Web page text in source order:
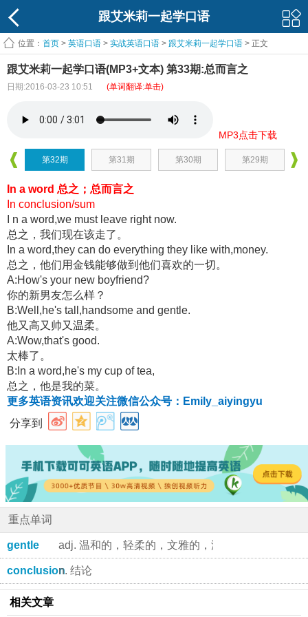
跟艾米莉一起学口语
位置： 首页 > 英语口语 > 实战英语口语 > 跟艾米莉一起学口语 > 正文
跟艾米莉一起学口语(MP3+文本) 第33期:总而言之
日期:2016-03-23 10:51 (单词翻译:单击)
MP3点击下载
第32期 第31期 第30期 第29期
In a word 总之；总而言之
In conclusion/sum
I n a word,we must leave right now.
总之，我们现在该走了。
In a word,they can do everything they like with,money.
总之，他们用金钱能够做到他们喜欢的一切。
A:How's your new boyfriend?
你的新男友怎么样？
B:Well,he's tall,handsome and gentle.
他又高又帅又温柔。
A:Wow,that's good.
太棒了。
B:In a word,he's my cup of tea,
总之，他是我的菜。
更多英语资讯欢迎关注微信公众号：Emily_aiyingyu
分享到
重点单词
gentle adj. 温和的，轻柔的，文雅的，温顺的，出身名门
conclusionn. 结论
相关文章